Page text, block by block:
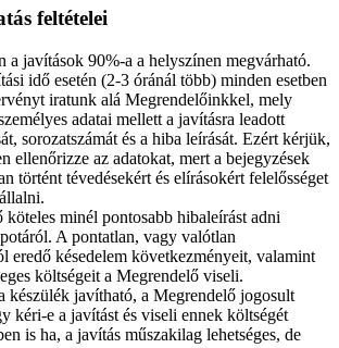
feltételei
a javítások 90%-a a helyszínen megvárható.
idő esetén (2-3 óránál több) minden esetben
iratunk alá Megrendelőinkkel, mely
adatai mellett a javításra leadott
sorozatszámát és a hiba leírását. Ezért kérjük,
ellenőrizze az adatokat, mert a bejegyzések
történt tévedésekért és elírásokért felelősséget
köteles minél pontosabb hibaleírást adni
A pontatlan, vagy valótlan
eredő késedelem következményeit, valamint
költségeit a Megrendelő viseli.
készülék javítható, a Megrendelő jogosult
kéri-e a javítást és viseli ennek költségét
is ha, a javítás műszakilag lehetséges, de